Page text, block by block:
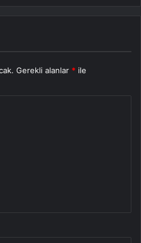
Gerekli alanlar * ile